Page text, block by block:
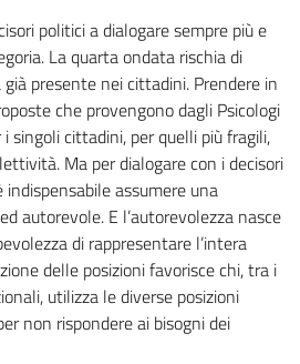
politici a dialogare sempre più e
La quarta ondata rischia di
già presente nei cittadini. Prendere in
che provengono dagli Psicologi
singoli cittadini, per quelli più fragili,
Ma per dialogare con i decisori
assumere una
autorevole. E l’autorevolezza nasce
di rappresentare l’intera
delle posizioni favorisce chi, tra i
utilizza le diverse posizioni
non rispondere ai bisogni dei